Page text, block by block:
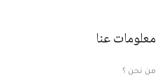
معلومات عنا
من نحن ؟